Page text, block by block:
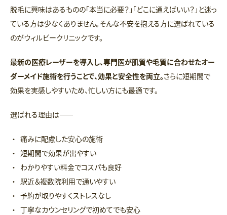
脱毛に興味はあるものの「本当に必要？」「どこに通えばいい？」と迷っ
ている方は少なくありません。そんな不安を抱える方に選ばれている
のがウィルビークリニックです。
最新の医療レーザーを導入し、専門医が肌質や毛質に合わせたオー
ダーメイド施術を行うことで、効果と安全性を両立。さらに短期間で
効果を実感しやすいため、忙しい方にも最適です。
選ばれる理由は――
痛みに配慮した安心の施術
短期間で効果が出やすい
わかりやすい料金でコスパも良好
駅近＆複数院利用で通いやすい
予約が取りやすくストレスなし
丁寧なカウンセリングで初めてでも安心